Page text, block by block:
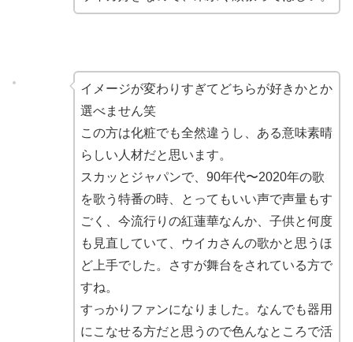
イメージが変わりすぎてどちらが好きかとか
選べません笑
この方は化粧でも全然違うし、ある意味素晴
らしい人材だと思います。
スカッとジャパンで、90年代〜2020年の歌
を歌う特番の時、とってもいい声で声量もす
ごく、今流行りの紅蓮華なんか、子供と何度
も見直していて、ウイカさんの歌かと思うほ
ど上手でした。さすが舞台をされている方で
すね。
すっかりファンになりました。なんでも器用
にこなせる方だと思うので色んなところで活